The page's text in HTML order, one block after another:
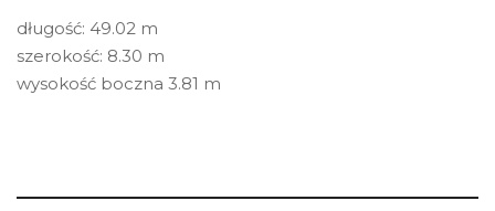
długość: 49.02 m
szerokość: 8.30 m
wysokość boczna 3.81 m